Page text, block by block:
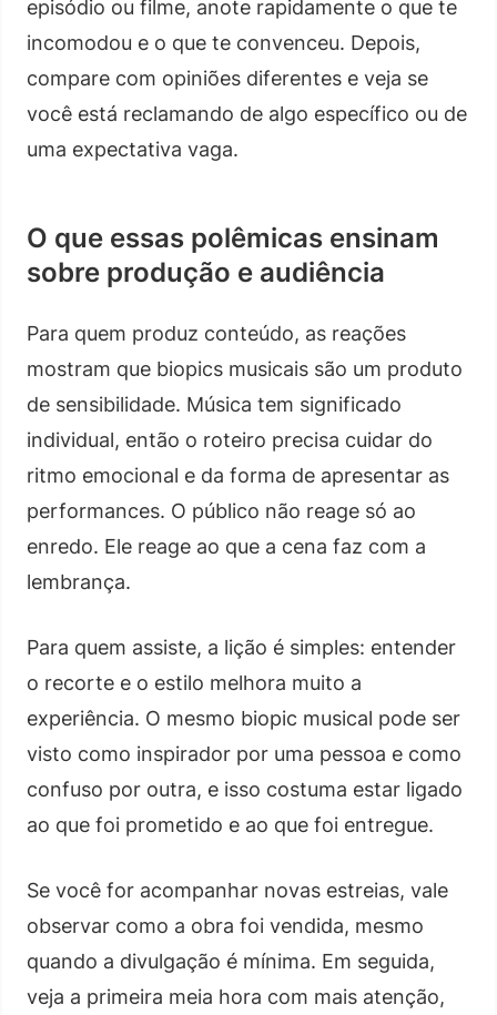
episódio ou filme, anote rapidamente o que te
incomodou e o que te convenceu. Depois,
compare com opiniões diferentes e veja se
você está reclamando de algo específico ou de
uma expectativa vaga.
O que essas polêmicas ensinam
sobre produção e audiência
Para quem produz conteúdo, as reações
mostram que biopics musicais são um produto
de sensibilidade. Música tem significado
individual, então o roteiro precisa cuidar do
ritmo emocional e da forma de apresentar as
performances. O público não reage só ao
enredo. Ele reage ao que a cena faz com a
lembrança.
Para quem assiste, a lição é simples: entender
o recorte e o estilo melhora muito a
experiência. O mesmo biopic musical pode ser
visto como inspirador por uma pessoa e como
confuso por outra, e isso costuma estar ligado
ao que foi prometido e ao que foi entregue.
Se você for acompanhar novas estreias, vale
observar como a obra foi vendida, mesmo
quando a divulgação é mínima. Em seguida,
veja a primeira meia hora com mais atenção,